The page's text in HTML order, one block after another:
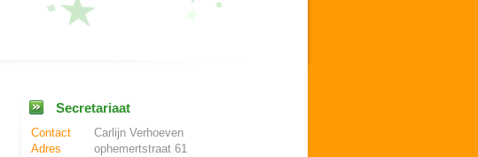
Secretariaat
Contact
Carlijn Verhoeven
Adres
ophemertstraat 61